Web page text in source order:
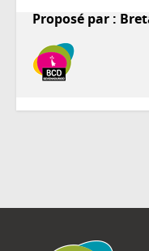
Proposé par :